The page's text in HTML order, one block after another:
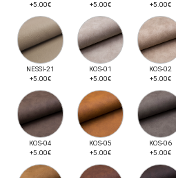
+5.00€
+5.00€
+5.00€
NESSI-21
+5.00€
KOS-01
+5.00€
KOS-02
+5.00€
KOS-04
+5.00€
KOS-05
+5.00€
KOS-06
+5.00€